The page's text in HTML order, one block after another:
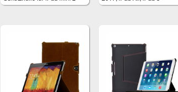
und 3, CleverStrap, PU-Leder,
Schutzhülle mit CleverStrap